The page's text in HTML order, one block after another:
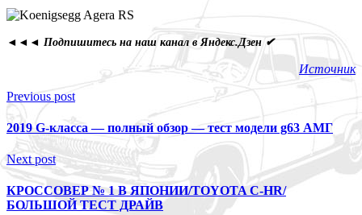
◄◄◄ Подпишитесь на наш канал в Яндекс.Дзен ✔
Источник
Previous post
2019 G-класса — полный обзор — тест модели g63 АМГ
Next post
КРОССОВЕР № 1 В ЯПОНИИ/TOYOTA C-HR/
БОЛЬШОЙ ТЕСТ ДРАЙВ